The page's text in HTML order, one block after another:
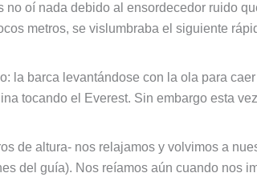
oí nada debido al ensordecedor ruido
metros, se vislumbraba el siguiente
la barca levantándose con la ola para
tocando el Everest. Sin embargo esta
de altura- nos relajamos y volvimos a
del guía). Nos reíamos aún cuando nos